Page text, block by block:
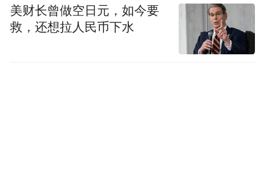
美财长曾做空日元，如今要
救，还想拉人民币下水